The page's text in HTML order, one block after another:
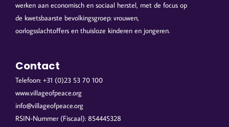
werken aan economisch en sociaal herstel, met de focus op
de kwetsbaarste bevolkingsgroep: vrouwen,
oorlogsslachtoffers en thuisloze kinderen en jongeren.
Contact
Telefoon: +31 (0)23 53 70 100
www.villageofpeace.org
info@villageofpeace.org
RSIN-Nummer (Fiscaal): 854445328